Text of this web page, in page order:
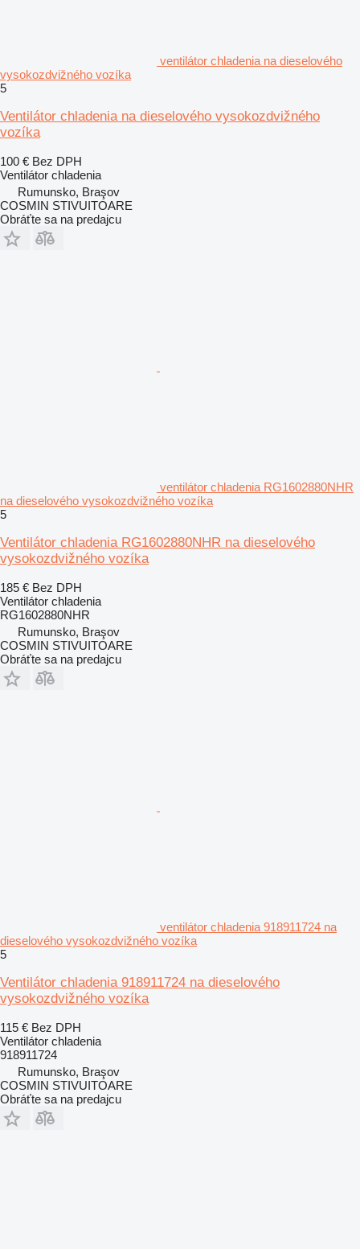
ventilátor chladenia na dieselového
vysokozdvižného vozíka
5
Ventilátor chladenia na dieselového vysokozdvižného
vozíka
100 € Bez DPH
Ventilátor chladenia
Rumunsko, Braşov
COSMIN STIVUITOARE
Obráťte sa na predajcu
ventilátor chladenia RG1602880NHR
na dieselového vysokozdvižného vozíka
5
Ventilátor chladenia RG1602880NHR na dieselového
vysokozdvižného vozíka
185 € Bez DPH
Ventilátor chladenia
RG1602880NHR
Rumunsko, Braşov
COSMIN STIVUITOARE
Obráťte sa na predajcu
ventilátor chladenia 918911724 na
dieselového vysokozdvižného vozíka
5
Ventilátor chladenia 918911724 na dieselového
vysokozdvižného vozíka
115 € Bez DPH
Ventilátor chladenia
918911724
Rumunsko, Braşov
COSMIN STIVUITOARE
Obráťte sa na predajcu